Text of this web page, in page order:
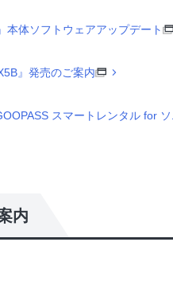
本体ソフトウェアアップデート
』発売のご案内
スマートレンタル for
内